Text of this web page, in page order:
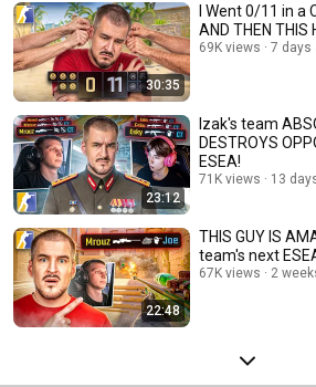
30:35
I Went 0/11 in a
AND THEN THIS
69K views 7 days
23:12
Izak's team
DESTROYS
ESEA!
71K views 13
22:48
THIS GUY IS
team's next
67K views 2